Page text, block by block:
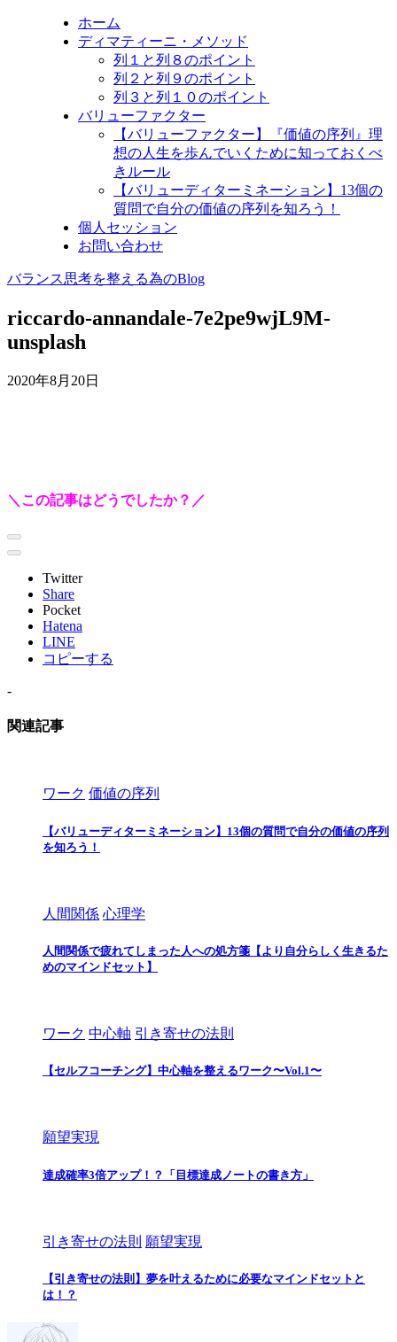
ホーム
ディマティーニ・メソッド
列１と列８のポイント
列２と列９のポイント
列３と列１０のポイント
バリューファクター
【バリューファクター】『価値の序列』理
想の人生を歩んでいくために知っておくべ
きルール
【バリューディターミネーション】13個の
質問で自分の価値の序列を知ろう！
個人セッション
お問い合わせ
バランス思考を整える為のBlog
riccardo-annandale-7e2pe9wjL9M-
unsplash
2020年8月20日
＼この記事はどうでしたか？／
Twitter
Share
Pocket
Hatena
LINE
コピーする
-
関連記事
ワーク 価値の序列
【バリューディターミネーション】13個の質問で自分の価値の序列
を知ろう！
人間関係 心理学
人間関係で疲れてしまった人への処方箋【より自分らしく生きるた
めのマインドセット】
ワーク 中心軸 引き寄せの法則
【セルフコーチング】中心軸を整えるワーク〜Vol.1〜
願望実現
達成確率3倍アップ！？「目標達成ノートの書き方」
引き寄せの法則 願望実現
【引き寄せの法則】夢を叶えるために必要なマインドセットと
は！？